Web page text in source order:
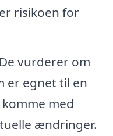
risikoen for
De vurderer om
er egnet til en
med
ændringer.